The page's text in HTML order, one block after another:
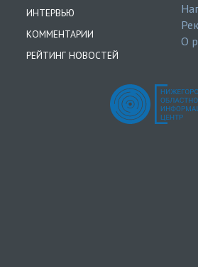
ИНТЕРВЬЮ
КОММЕНТАРИИ
РЕЙТИНГ НОВОСТЕЙ
О